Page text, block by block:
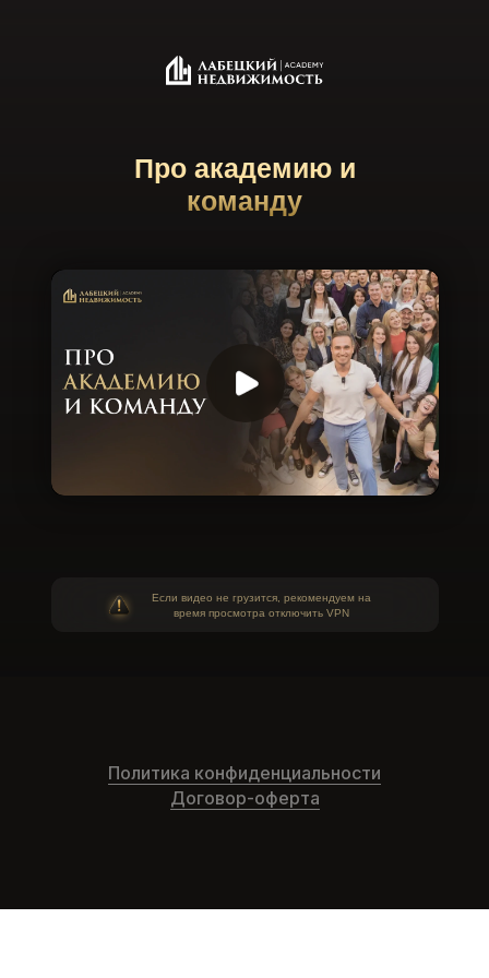
Про академию и
команду
Если видео не грузится, рекомендуем на
время просмотра отключить VPN
Политика конфиденциальности
Договор-оферта